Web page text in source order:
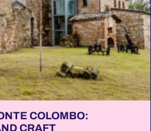
COLOMBO:
CRAFT